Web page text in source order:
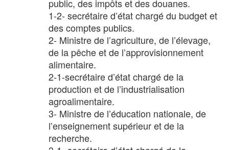
public, des impôts et des douanes.
1-2- secrétaire d’état chargé du budget et
des comptes publics.
2- Ministre de l’agriculture, de l’élevage,
de la pêche et de l’approvisionnement
alimentaire.
2-1-secrétaire d’état chargé de la
production et de l’industrialisation
agroalimentaire.
3- Ministre de l’éducation nationale, de
l’enseignement supérieur et de la
recherche.